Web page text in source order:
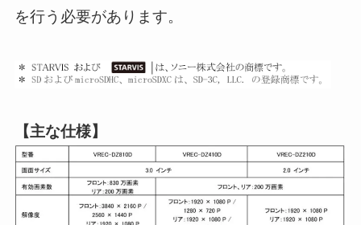
を行う必要があります。
【主な仕様】